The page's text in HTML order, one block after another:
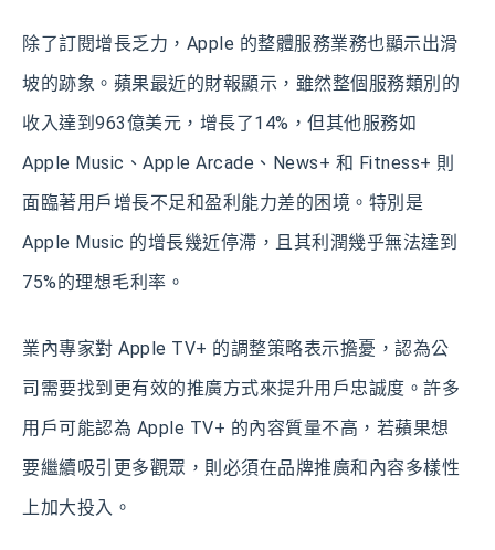
除了訂閱增長乏力，Apple 的整體服務業務也顯示出滑
坡的跡象。蘋果最近的財報顯示，雖然整個服務類別的
收入達到963億美元，增長了14%，但其他服務如
Apple Music、Apple Arcade、News+ 和 Fitness+ 則
面臨著用戶增長不足和盈利能力差的困境。特別是
Apple Music 的增長幾近停滯，且其利潤幾乎無法達到
75%的理想毛利率。
業內專家對 Apple TV+ 的調整策略表示擔憂，認為公
司需要找到更有效的推廣方式來提升用戶忠誠度。許多
用戶可能認為 Apple TV+ 的內容質量不高，若蘋果想
要繼續吸引更多觀眾，則必須在品牌推廣和內容多樣性
上加大投入。